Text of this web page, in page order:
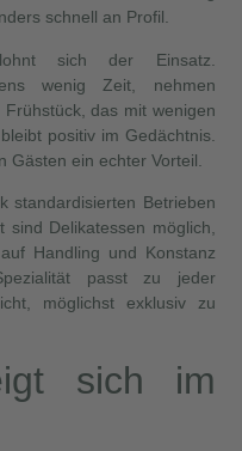
schnell an Profil.
sich der Einsatz.
wenig Zeit, nehmen
das mit wenigen
positiv im Gedächtnis.
Gästen ein echter Vorteil.
standardisierten Betrieben
Delikatessen möglich,
Handling und Konstanz
passt zu jeder
möglichst exklusiv zu
sich im